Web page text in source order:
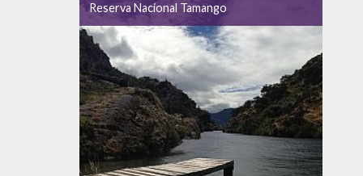
Reserva Nacional Tamango